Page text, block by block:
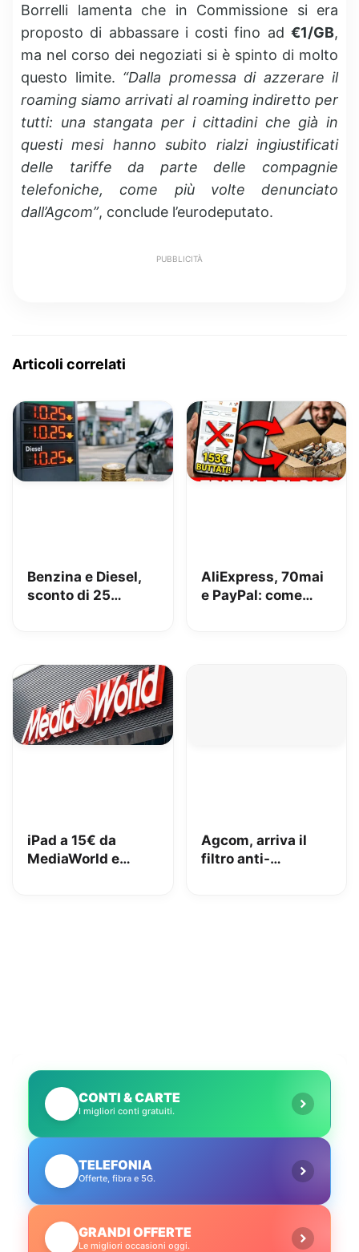
Borrelli lamenta che in Commissione si era
proposto di abbassare i costi fino ad €1/GB,
ma nel corso dei negoziati si è spinto di molto
questo limite. “Dalla promessa di azzerare il
roaming siamo arrivati al roaming indiretto per
tutti: una stangata per i cittadini che già in
questi mesi hanno subito rialzi ingiustificati
delle tariffe da parte delle compagnie
telefoniche, come più volte denunciato
dall’Agcom”, conclude l’eurodeputato.
PUBBLICITÀ
Articoli correlati
Benzina e Diesel,
sconto di 25
AliExpress, 70mai
e PayPal: come
iPad a 15€ da
MediaWorld e
Agcom, arriva il
filtro anti-
CONTI & CARTE
I migliori conti gratuiti.
TELEFONIA
Offerte, fibra e 5G.
GRANDI OFFERTE
Le migliori occasioni oggi.